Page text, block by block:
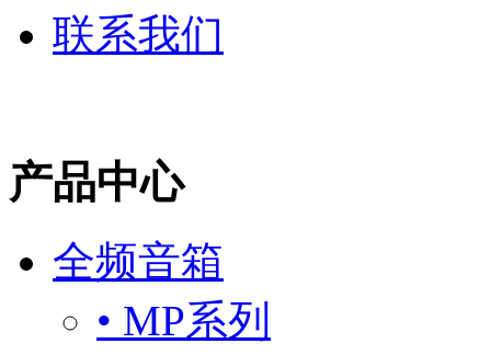
联系我们
产品中心
全频音箱
• MP系列